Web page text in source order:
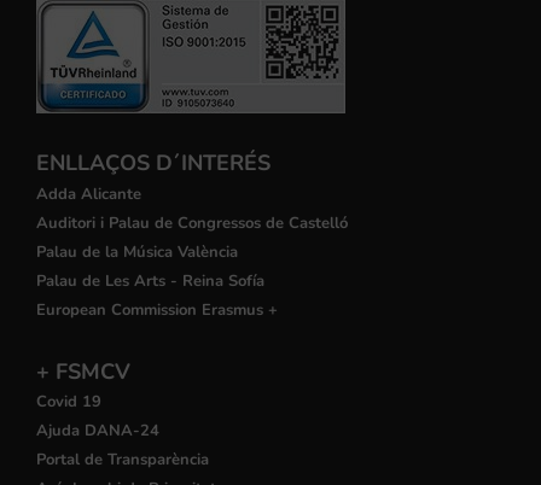
ENLLAÇOS D´INTERÉS
Adda Alicante
Auditori i Palau de Congressos de Castelló
Palau de la Música València
Palau de Les Arts - Reina Sofía
European Commission Erasmus +
+ FSMCV
Covid 19
Ajuda DANA-24
Portal de Transparència